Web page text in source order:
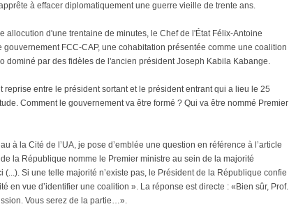
à effacer diplomatiquement une guerre vieille de trente ans.
allocution d'une trentaine de minutes, le Chef de l'État Félix-Antoine
FCC-CAP, une cohabitation présentée comme une coalition
dominé par des fidèles de l'ancien président Joseph Kabila Kabange.
entre le président sortant et le président entrant qui a lieu le 25
Comment le gouvernement va être formé ? Qui va être nommé Premier
à la Cité de l’UA, je pose d’emblée une question en référence à l’article
la République nomme le Premier ministre au sein de la majorité
Si une telle majorité n’existe pas, le Président de la République confie
en vue d’identifier une coalition ». La réponse est directe : «Bien sûr, Prof.
Vous serez de la partie…».